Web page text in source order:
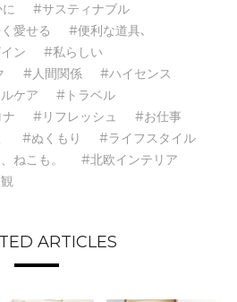
#サスティナブル
愛せる
#便利な道具､
ン
#私らしい
#人間関係
#ハイセンス
ケア
#トラベル
#リフレッシュ
#お仕事
#ぬくもり
#ライフスタイル
ねこも。
#北欧インテリア
ARTICLES